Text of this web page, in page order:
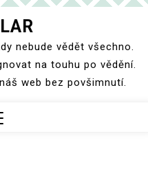
nebude vědět všechno.
na touhu po vědění.
web bez povšimnutí.